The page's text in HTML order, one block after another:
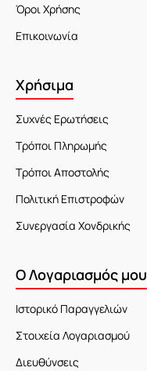
Όροι Χρήσης
Επικοινωνία
Χρήσιμα
Συχνές Ερωτήσεις
Τρόποι Πληρωμής
Τρόποι Αποστολής
Πολιτική Επιστροφών
Συνεργασία Χονδρικής
Ο Λογαριασμός μου
Ιστορικό Παραγγελιών
Στοιχεία Λογαριασμού
Διευθύνσεις